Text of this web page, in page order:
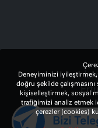
Deneyiminizi
doğru şekilde
kişiselleştirmek, sosyal
trafiğimizi analiz etmek
çerezler (cookies)
Bizi